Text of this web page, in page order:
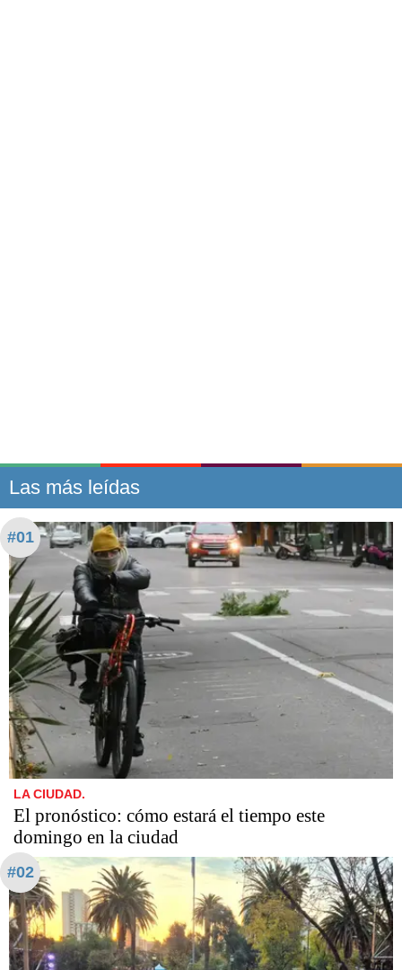
Las más leídas
#01
LA CIUDAD.
El pronóstico: cómo estará el tiempo este
domingo en la ciudad
#02